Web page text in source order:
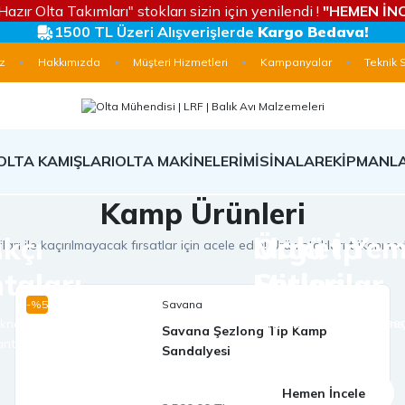
Olta Takımları" stokları sizin için yenilendi ! "HEMEN
1500 TL Üzeri Alışverişlerde Kargo Bedava!
Hakkımızda Müşteri Hizmetleri Kampanyalar Teknik
KAMIŞLARIOLTA MAKİNELERİMİSİNALAR
Kamp Ürünleri
ile kaçırılmayacak fırsatlar için acele edin! Ürün stokları
-%5 Savana
Savana Şezlong Tip Kamp
Sandalyesi
Maket Yem
Setleri
Avlanma stilinize göre
Hemen İncele
avları için çeşitli
Örgü İp
Misinalar
tüm avlanma disiplinlerine
seçenekler